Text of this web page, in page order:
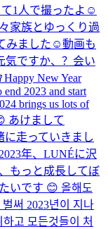
1人で撮ったよ☺️
家族とゆっくり過
みました☺️動画も
気ですか、？会い
Happy New Year
2023 and start
brings us lots of
あけまして
に走っていきまし
年、LUNÉに沢
もっと成長してぼ
いです 😊 올해도
벌써 2023년이 지나
고 모든것들이 처